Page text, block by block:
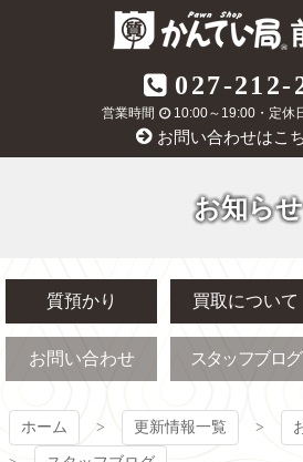
質屋かんて
前橋店
027-212-
営業時間 10:00～19:00・定休
お問い合わせはこ
お知らせ
質預かり 買取について
お問い合わせ スタッフブログ
ホーム 更新情報一覧